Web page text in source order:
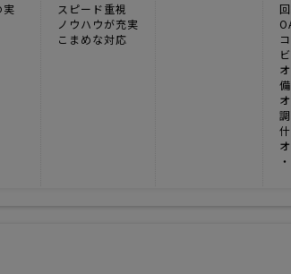
実
スピード重視
ノウハウが充実
こまめな対応